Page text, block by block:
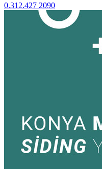
0.312.427 2090